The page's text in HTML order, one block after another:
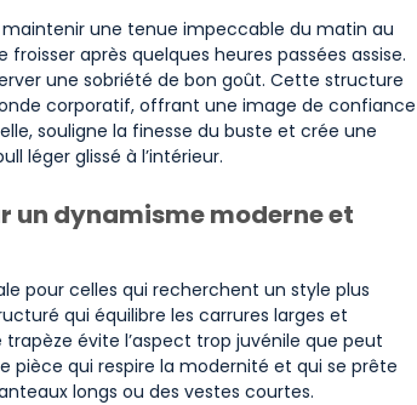
une tenue impeccable du matin au
après quelques heures passées assise.
une sobriété de bon goût. Cette structure
corporatif, offrant une image de confiance
souligne la finesse du buste et crée une
léger glissé à l’intérieur.
un dynamisme moderne et
pour celles qui recherchent un style plus
qui équilibre les carrures larges et
évite l’aspect trop juvénile que peut
pièce qui respire la modernité et qui se prête
longs ou des vestes courtes.